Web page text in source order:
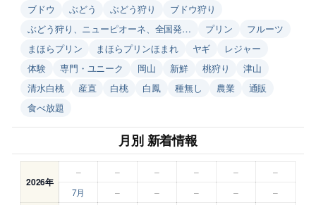
ブドウ ぶどう ぶどう狩り
ブドウ狩り
ぶどう狩り、ニューピオーネ、全国発…
プリン
フルーツ
まほらプリン
まほらプリンほまれ ヤギ
レジャー
体験
専門・ユニーク 岡山 新鮮 桃狩り
津山
清水白桃
産直 白桃 白鳳 種無し 農業
通販
食べ放題
月別 新着情報
2026年
– – – – –
–
7月
– – – – –